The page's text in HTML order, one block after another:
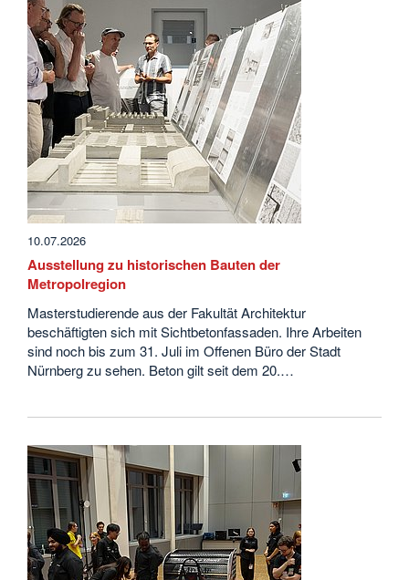
10.07.2026
Ausstellung zu historischen Bauten der
Metropolregion
Masterstudierende aus der Fakultät Architektur
beschäftigten sich mit Sichtbetonfassaden. Ihre Arbeiten
sind noch bis zum 31. Juli im Offenen Büro der Stadt
Nürnberg zu sehen. Beton gilt seit dem 20.…